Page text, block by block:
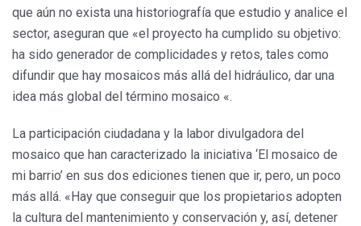
que aún no exista una historiografía que estudio y analice el
sector, aseguran que «el proyecto ha cumplido su objetivo:
ha sido generador de complicidades y retos, tales como
difundir que hay mosaicos más allá del hidráulico, dar una
idea más global del término mosaico «.
La participación ciudadana y la labor divulgadora del
mosaico que han caracterizado la iniciativa ‘El mosaico de
mi barrio’ en sus dos ediciones tienen que ir, pero, un poco
más allá. «Hay que conseguir que los propietarios adopten
la cultura del mantenimiento y conservación y, así, detener